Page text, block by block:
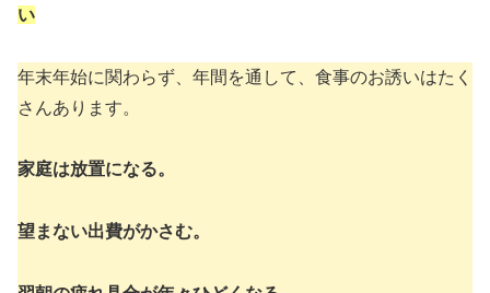
い
年末年始に関わらず、年間を通して、食事のお誘いはたく
さんあります。
家庭は放置になる。
望まない出費がかさむ。